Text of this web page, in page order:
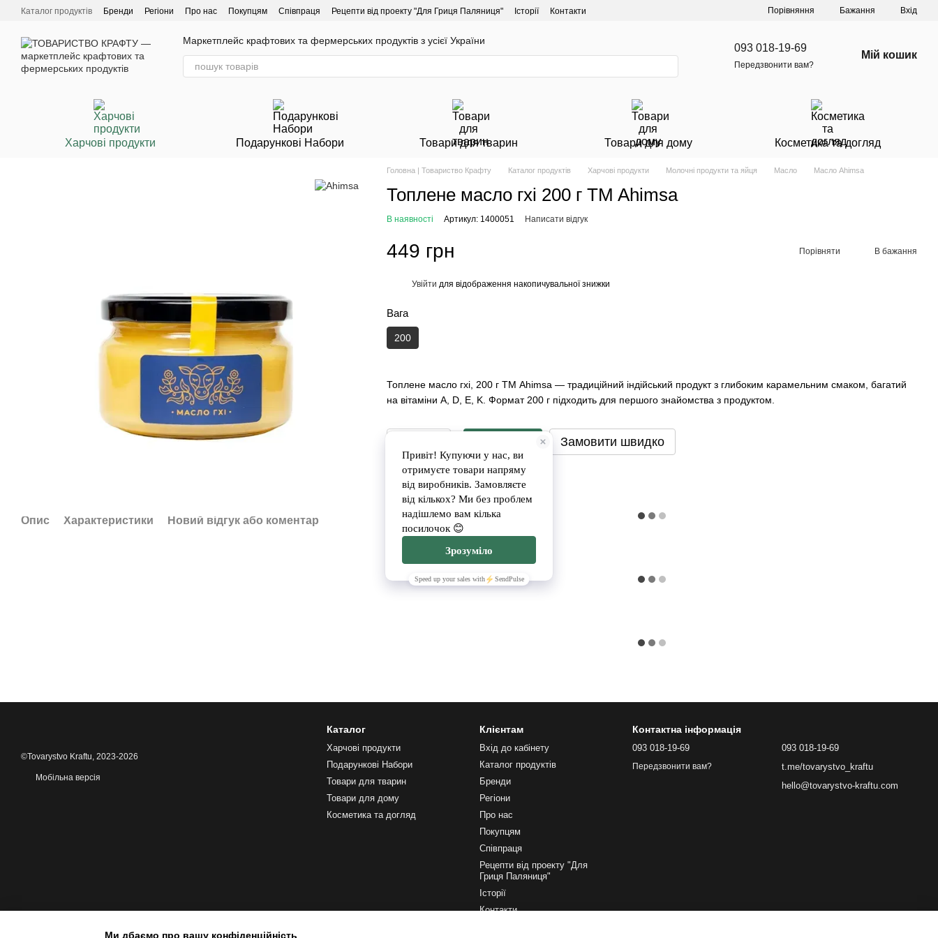
Перейти до основного контенту
Каталог продуктів Бренди Регіони Про нас Покупцям Співпраця Рецепти від проекту "Для Гриця Паляниця" Історії Контакти Порівняння Бажання Вхід
Маркетплейс крафтових та фермерських продуктів з усієї України
093 018-19-69
Передзвонити вам?
Мій кошик
Харчові продукти Подарункові Набори Товари для тварин Товари для дому Косметика та догляд
Опис Характеристики Новий відгук або коментар
Головна | Товариство Крафту Каталог продуктів Харчові продукти Молочні продукти та яйця Масло Масло Ahimsa
Топлене масло гхі 200 г TM Ahimsa
В наявності Артикул: 1400051 Написати відгук
449 грн Порівняти В бажання
Увійти для відображення накопичувальної знижки
Вага
200
Топлене масло гхі, 200 г ТМ Ahimsa — традиційний індійський продукт з глибоким карамельним смаком, багатий
на вітаміни A, D, E, K. Формат 200 г підходить для першого знайомства з продуктом.
Замовити швидко
Доставка Оплата
©Tovarystvo Kraftu, 2023-2026
Мобільна версія
Каталог
Харчові продукти
Подарункові Набори
Товари для тварин
Товари для дому
Косметика та догляд
Клієнтам
Вхід до кабінету
Каталог продуктів
Бренди
Регіони
Про нас
Покупцям
Співпраця
Рецепти від проекту "Для
Гриця Паляниця"
Історії
Контакти
Контактна інформація
093 018-19-69
Передзвонити вам?
093 018-19-69
t.me/tovarystvo_kraftu
hello@tovarystvo-kraftu.com
Ми дбаємо про вашу конфіденційність